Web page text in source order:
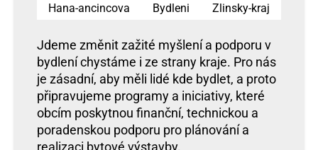
Hana-ancincova Bydleni Zlinsky-kraj
Jdeme změnit zažité myšlení a podporu v
bydlení chystáme i ze strany kraje. Pro nás
je zásadní, aby měli lidé kde bydlet, a proto
připravujeme programy a iniciativy, které
obcím poskytnou finanční, technickou a
poradenskou podporu pro plánování a
realizaci bytové výstavby.